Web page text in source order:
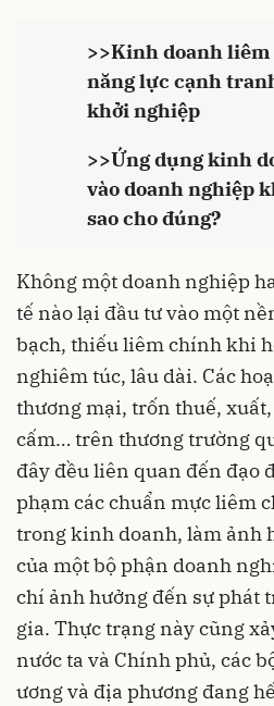
>>Kinh doanh
năng lực cạnh
khởi nghiệp
>>Ứng dụng kinh
vào doanh nghiệp
sao cho đúng?
Không một doanh nghiệp
tế nào lại đầu tư vào một
bạch, thiếu liêm chính khi
nghiêm túc, lâu dài. Các
thương mại, trốn thuế,
cấm… trên thương trường
đây đều liên quan đến đạo
phạm các chuẩn mực liêm
trong kinh doanh, làm ảnh
của một bộ phận doanh
chí ảnh hưởng đến sự phát
gia. Thực trạng này cũng
nước ta và Chính phủ, các
ương và địa phương đang